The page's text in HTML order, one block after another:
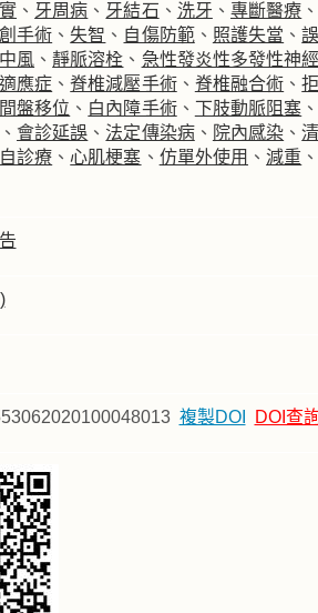
、 牙周病 、 牙結石 、 洗牙 、 專斷醫療
手術 、失智 、 自傷防範 、 照護失當 、
風 、靜脈溶栓 、 急性發炎性多發性神
應症 、脊椎減壓手術、 脊椎融合術 、
盤移位 、 白內障手術、 下肢動脈阻塞 、
會診延誤 、 法定傳染病、 院內感染 、
診療 、 心肌梗塞 、 仿單外使用 、減重 、
複製DOI DOI查